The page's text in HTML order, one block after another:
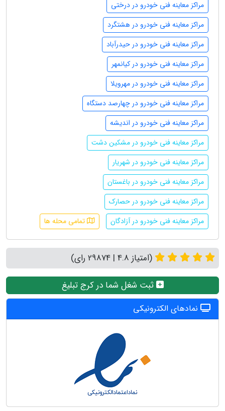
مراکز معاینه فنی خودرو در درختی
مراکز معاینه فنی خودرو در هشتگرد
مراکز معاینه فنی خودرو در حیدرآباد
مراکز معاینه فنی خودرو در کیانمهر
مراکز معاینه فنی خودرو در مهرویلا
مراکز معاینه فنی خودرو در چهارصد دستگاه
مراکز معاینه فنی خودرو در اندیشه
مراکز معاینه فنی خودرو در مشکین دشت
مراکز معاینه فنی خودرو در شهریار
مراکز معاینه فنی خودرو در باغستان
مراکز معاینه فنی خودرو در حصارک
مراکز معاینه فنی خودرو در آزادگان
تمامی محله ها
(امتیاز 4.8 | 29874 رای)
ثبت شغل شما در کرج تبلیغ
نمادهای الکترونیکی